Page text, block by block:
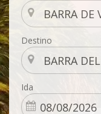
Destino
Ida